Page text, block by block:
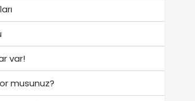
var!
musunuz?